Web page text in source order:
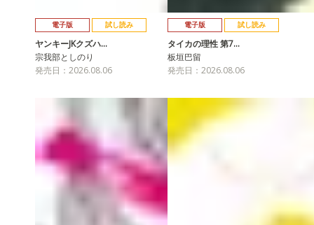
電子版 試し読み
ヤンキーJKクズハ…
宗我部としのり
発売日：2026.08.06
電子版 試し読み
タイカの理性 第7…
板垣巴留
発売日：2026.08.06